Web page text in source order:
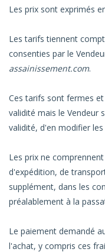
Les prix sont exprimés
Les tarifs tiennent
consenties par le
assainissement.com.
Ces tarifs sont fermes
validité mais le Vendeur
validité, d'en modifier
Les prix ne
d'expédition, de
supplément, dans les
préalablement à la
Le paiement demandé
l'achat, y compris ces